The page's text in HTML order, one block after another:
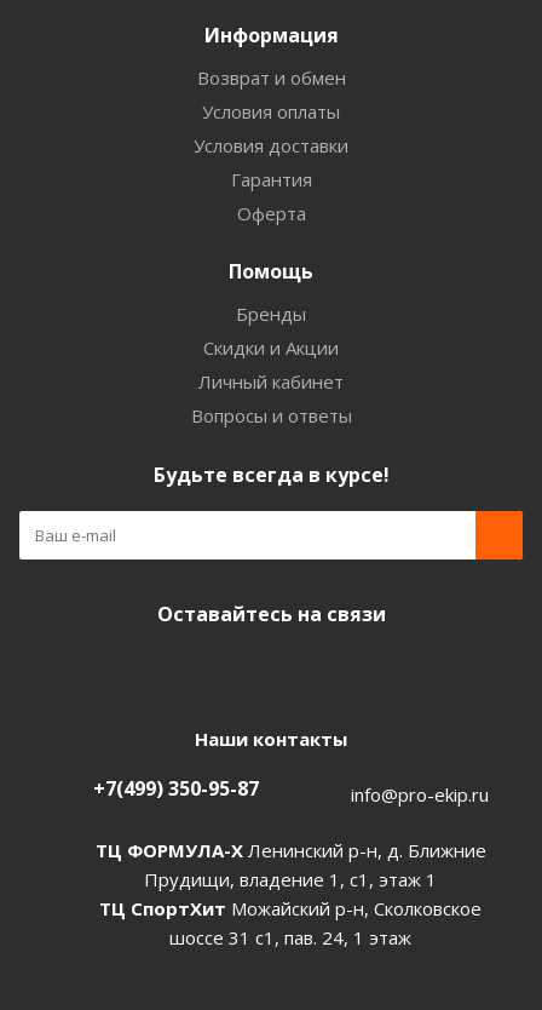
Информация
Возврат и обмен
Условия оплаты
Условия доставки
Гарантия
Оферта
Помощь
Бренды
Скидки и Акции
Личный кабинет
Вопросы и ответы
Будьте всегда в курсе!
Оставайтесь на связи
Наши контакты
+7(499) 350-95-87 info@pro-ekip.ru
ТЦ ФОРМУЛА-ХЛенинский р-н, д. Ближние
Прудищи, владение 1, с1, этаж 1
ТЦ СпортХит Можайский р-н, Сколковское
шоссе 31 с1, пав. 24, 1 этаж